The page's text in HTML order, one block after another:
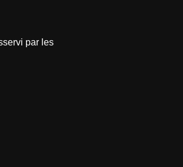
par les